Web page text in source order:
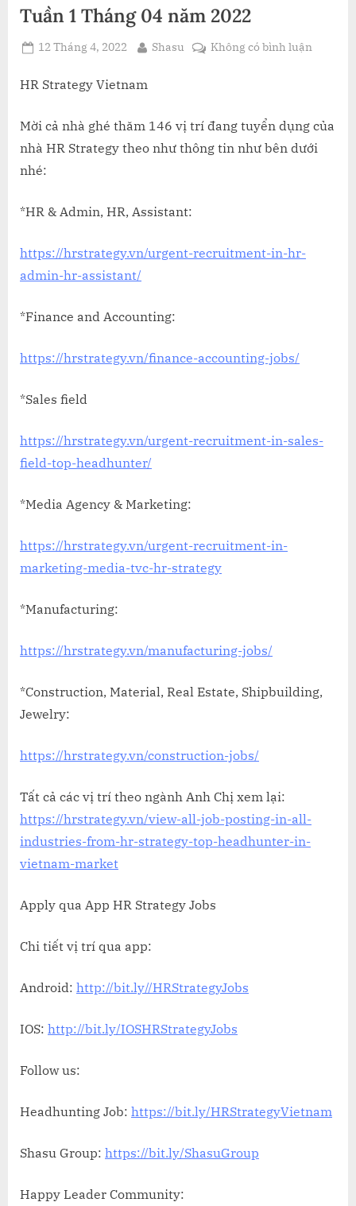
Tuần 1 Tháng 04 năm 2022
Posted
12 Tháng 4, 2022 By
Shasu Không có bình luậnở
từ
Strategy
HR Strategy Vietnam
Mời cả nhà ghé thăm 146 vị trí đang tuyển dụng của
nhà HR Strategy theo như thông tin như bên dưới
nhé:
*HR & Admin, HR, Assistant:
https://hrstrategy.vn/urgent-recruitment-in-hr-
admin-hr-assistant/
*Finance and Accounting:
https://hrstrategy.vn/finance-accounting-jobs/
*Sales field
https://hrstrategy.vn/urgent-recruitment-in-sales-
field-top-headhunter/
*Media Agency & Marketing:
https://hrstrategy.vn/urgent-recruitment-in-
marketing-media-tvc-hr-strategy
*Manufacturing:
https://hrstrategy.vn/manufacturing-jobs/
*Construction, Material, Real Estate, Shipbuilding,
Jewelry:
https://hrstrategy.vn/construction-jobs/
Tất cả các vị trí theo ngành Anh Chị xem lại:
https://hrstrategy.vn/view-all-job-posting-in-all-
industries-from-hr-strategy-top-headhunter-in-
vietnam-market
Apply qua App HR Strategy Jobs
Chi tiết vị trí qua app:
Android: http://bit.ly//HRStrategyJobs
IOS: http://bit.ly/IOSHRStrategyJobs
Follow us:
Headhunting Job: https://bit.ly/HRStrategyVietnam
Shasu Group: https://bit.ly/ShasuGroup
Happy Leader Community: